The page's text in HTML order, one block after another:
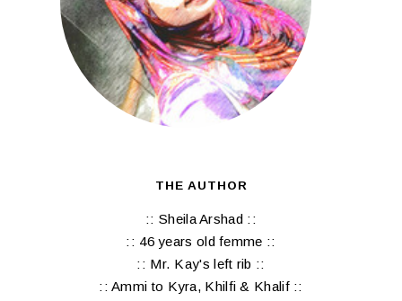
THE AUTHOR
:: Sheila Arshad ::
:: 46 years old femme ::
:: Mr. Kay's left rib ::
:: Ammi to Kyra, Khilfi & Khalif ::